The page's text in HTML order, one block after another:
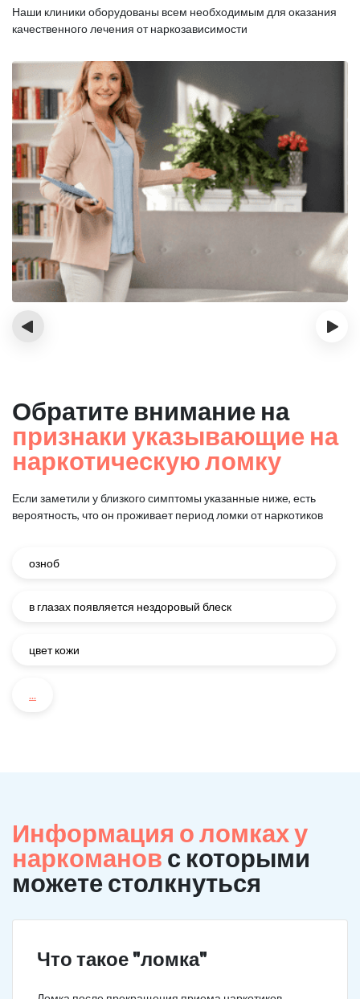
Наши клиники оборудованы всем необходимым для оказания
качественного лечения от наркозависимости
‹ ›
Обратите внимание на
признаки указывающие на
наркотическую ломку
Если заметили у близкого симптомы указанные ниже, есть
вероятность, что он проживает период ломки от наркотиков
озноб
в глазах появляется нездоровый блеск
цвет кожи
...
Информация о ломках у
наркоманов с которыми
можете столкнуться
Что такое "ломка"